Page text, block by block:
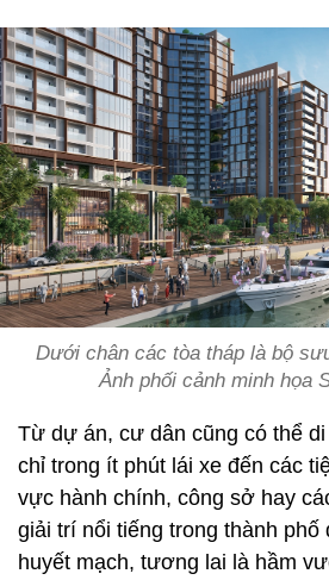
Dưới chân các tòa tháp là bộ
Ảnh phối cảnh minh họa
Từ dự án, cư dân cũng có thể
chỉ trong ít phút lái xe đến các
vực hành chính, công sở hay
giải trí nổi tiếng trong thành phố
huyết mạch, tương lai là hầm